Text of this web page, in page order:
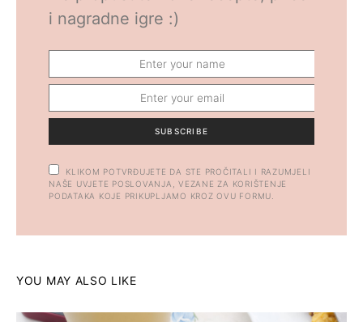
i nagradne igre :)
SUBSCRIBE
KLIKOM POTVRĐUJETE DA STE PROČITALI I RAZUMJELI
NAŠE UVJETE POSLOVANJA, VEZANE ZA KORIŠTENJE
PODATAKA KOJE PRIKUPLJAMO KROZ OVU FORMU.
YOU MAY ALSO LIKE